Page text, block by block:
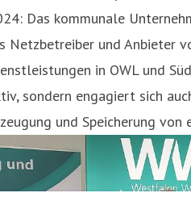
Das kommunale
Netzbetreiber und Anbieter
in OWL und
sondern engagiert sich
und Speicherung von